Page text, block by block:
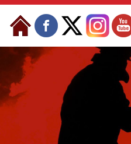
Μετάβαση στο περιεχόμενο